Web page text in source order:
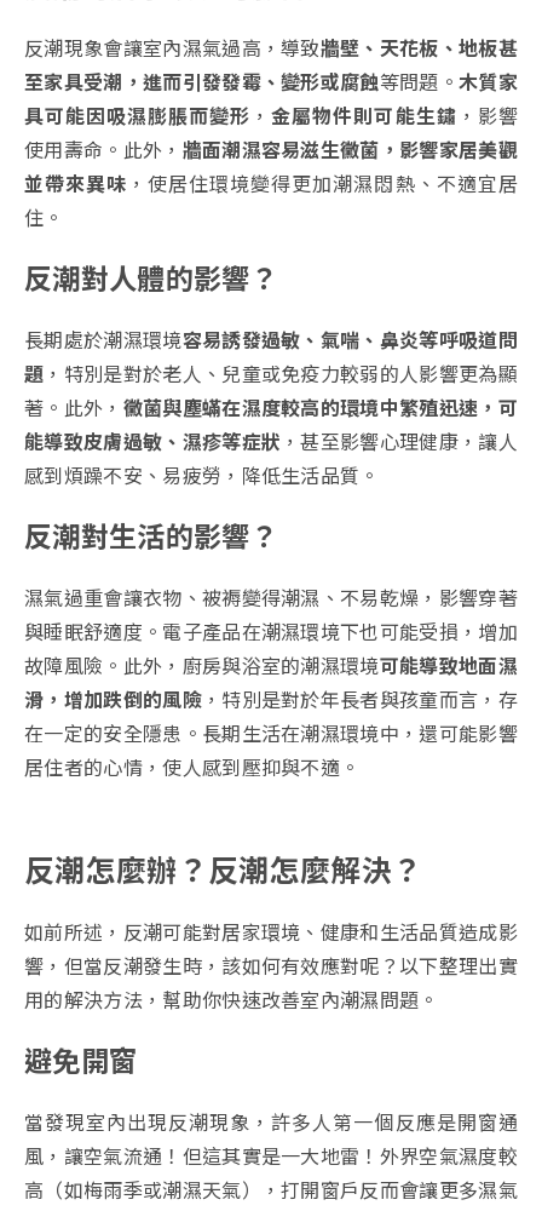
反潮現象會讓室內濕氣過高，導致牆壁、天花板、地板甚
至家具受潮，進而引發發霉、變形或腐蝕等問題。木質家
具可能因吸濕膨脹而變形 ，金屬物件則可能生鏽 ，影響
使用壽命。此外， 牆面潮濕容易滋生黴菌，影響家居美觀
並帶來異味 ，使居住環境變得更加潮濕悶熱、不適宜居
住。
反潮對人體的影響？
長期處於潮濕環境容易誘發過敏、氣喘、鼻炎等呼吸道問
題 ，特別是對於老人、兒童或免疫力較弱的人影響更為顯
著。此外， 黴菌與塵蟎在濕度較高的環境中繁殖迅速，可
能導致皮膚過敏、濕疹等症狀 ，甚至影響心理健康，讓人
感到煩躁不安、易疲勞，降低生活品質。
反潮對生活的影響？
濕氣過重會讓衣物、被褥變得潮濕、不易乾燥，影響穿著
與睡眠舒適度。電子產品在潮濕環境下也可能受損，增加
故障風險。此外，廚房與浴室的潮濕環境可能導致地面濕
滑，增加跌倒的風險，特別是對於年長者與孩童而言，存
在一定的安全隱患。長期生活在潮濕環境中，還可能影響
居住者的心情，使人感到壓抑與不適。
反潮怎麼辦？反潮怎麼解決？
如前所述，反潮可能對居家環境、健康和生活品質造成影
響，但當反潮發生時，該如何有效應對呢？以下整理出實
用的解決方法，幫助你快速改善室內潮濕問題。
避免開窗
當發現室內出現反潮現象，許多人第一個反應是開窗通
風，讓空氣流通！但這其實是一大地雷！外界空氣濕度較
高（如梅雨季或潮濕天氣），打開窗戶反而會讓更多濕氣